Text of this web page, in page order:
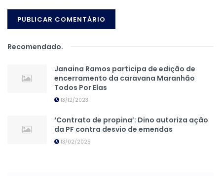
Recomendado.
Janaina Ramos participa de edição de
encerramento da caravana Maranhão
Todos Por Elas
13/12/2023
‘Contrato de propina’: Dino autoriza ação
da PF contra desvio de emendas
13/02/2025